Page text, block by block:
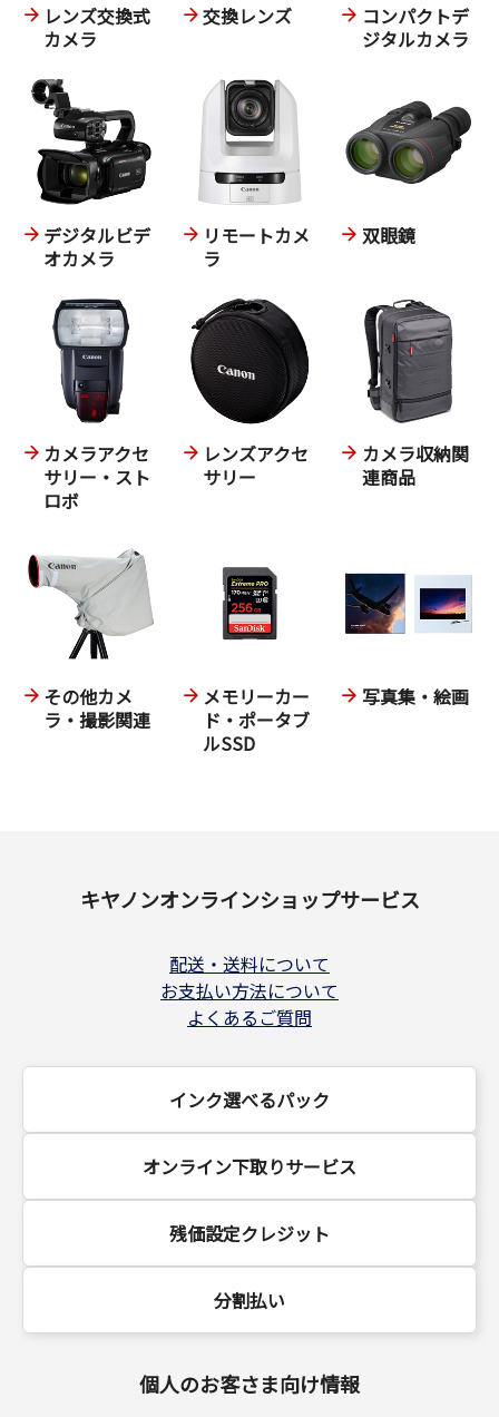
レンズ交換式
カメラ
交換レンズ
コンパクトデ
ジタルカメラ
デジタルビデ
オカメラ
リモートカメ
ラ
双眼鏡
カメラアクセ
サリー・スト
ロボ
レンズアクセ
サリー
カメラ収納関
連商品
その他カメ
ラ・撮影関連
メモリーカー
ド・ポータブ
ルSSD
写真集・絵画
キヤノンオンラインショップサービス
配送・送料について
お支払い方法について
よくあるご質問
インク選べるパック
オンライン下取りサービス
残価設定クレジット
分割払い
個人のお客さま向け情報